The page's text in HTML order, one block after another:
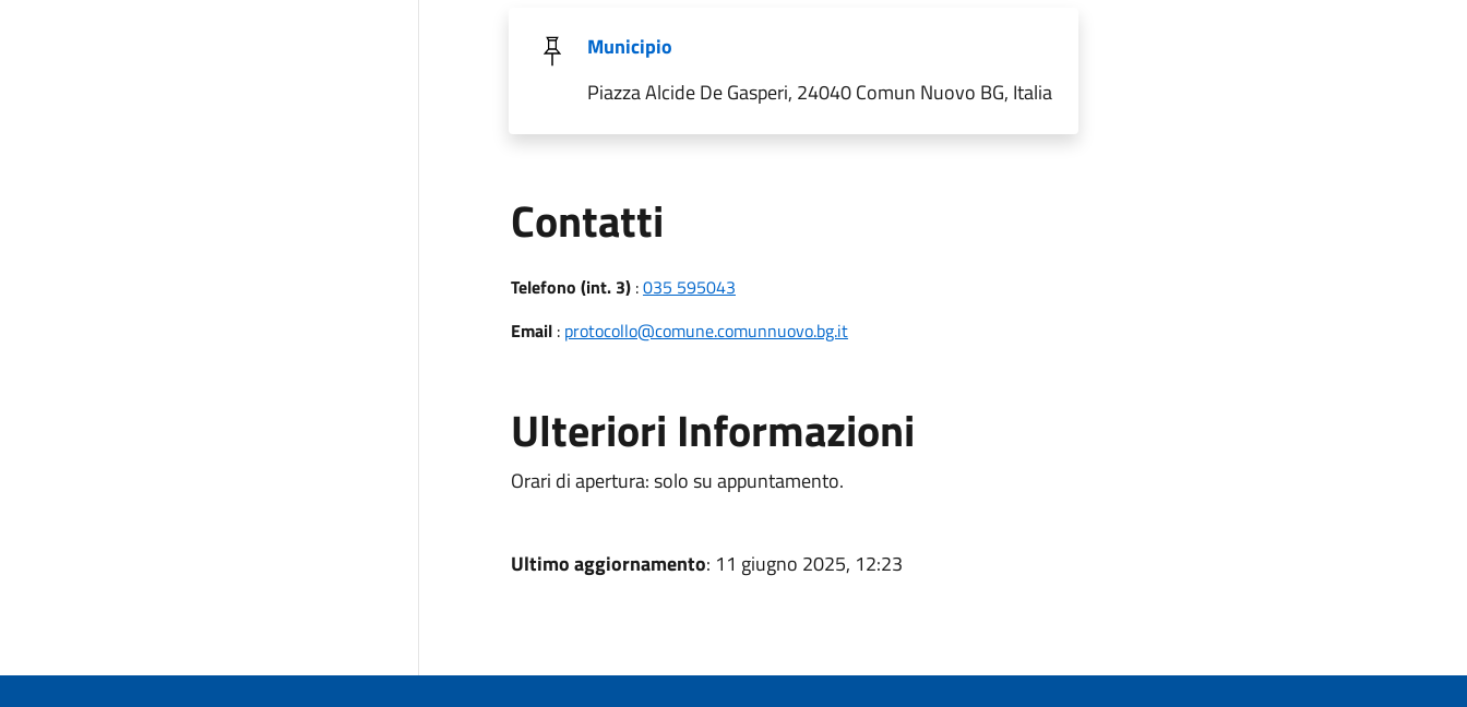
Municipio
Piazza Alcide De Gasperi, 24040 Comun Nuovo BG, Italia
Contatti
Telefono (int. 3):035 595043
Email: protocollo@comune.comunnuovo.bg.it
Ulteriori Informazioni
Orari di apertura: solo su appuntamento.
Ultimo aggiornamento: 11 giugno 2025, 12:23